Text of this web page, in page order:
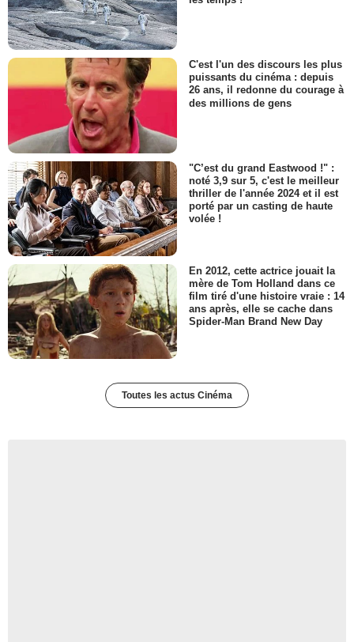
C'est l'un des discours les plus
puissants du cinéma : depuis
26 ans, il redonne du courage à
des millions de gens
"C’est du grand Eastwood !" :
noté 3,9 sur 5, c'est le meilleur
thriller de l'année 2024 et il est
porté par un casting de haute
volée !
En 2012, cette actrice jouait la
mère de Tom Holland dans ce
film tiré d'une histoire vraie : 14
ans après, elle se cache dans
Spider-Man Brand New Day
Toutes les actus Cinéma